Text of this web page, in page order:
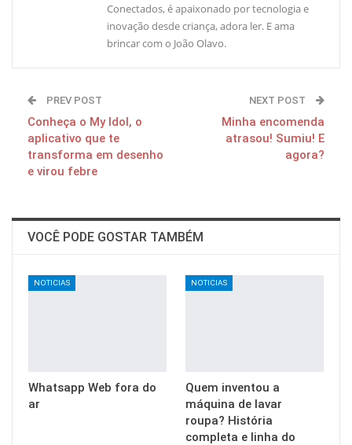
Conectados, é apaixonado por tecnologia e
inovação desde criança, adora ler. E ama
brincar com o João Olavo.
PREV POST
Conheça o My Idol, o
aplicativo que te
transforma em desenho
e virou febre
NEXT POST
Minha encomenda
atrasou! Sumiu! E
agora?
VOCÊ PODE GOSTAR TAMBÉM
NOTICIAS
Whatsapp Web fora do
ar
NOTICIAS
Quem inventou a
máquina de lavar
roupa? História
completa e linha do